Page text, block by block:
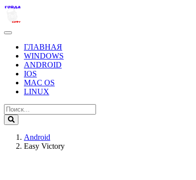
ГЛАВНАЯ
WINDOWS
ANDROID
IOS
MAC OS
LINUX
Android
Easy Victory